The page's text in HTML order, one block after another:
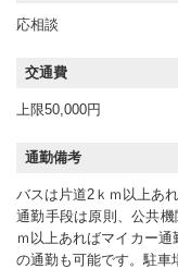
応相談
交通費
上限50,000円
通勤備考
バスは片道2ｋｍ以上あ
通勤手段は原則、公共
ｍ以上あればマイカー
の通勤も可能です。駐車